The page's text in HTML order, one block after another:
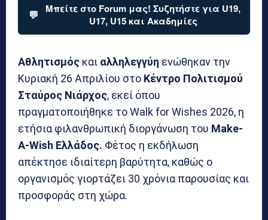
💬
Μπείτε στο Forum μας! Συζητήστε για U19,
U17, U15 και Ακαδημίες
Αθλητισμός και αλληλεγγύη ενώθηκαν την
Κυριακή 26 Απριλίου στο Κέντρο Πολιτισμού
Σταύρος Νιάρχος, εκεί όπου
πραγματοποιήθηκε το Walk for Wishes 2026, η
ετήσια φιλανθρωπική διοργάνωση του Make-
A-Wish Ελλάδος. Φέτος η εκδήλωση
απέκτησε ιδιαίτερη βαρύτητα, καθώς ο
οργανισμός γιορτάζει 30 χρόνια παρουσίας και
προσφοράς στη χώρα.